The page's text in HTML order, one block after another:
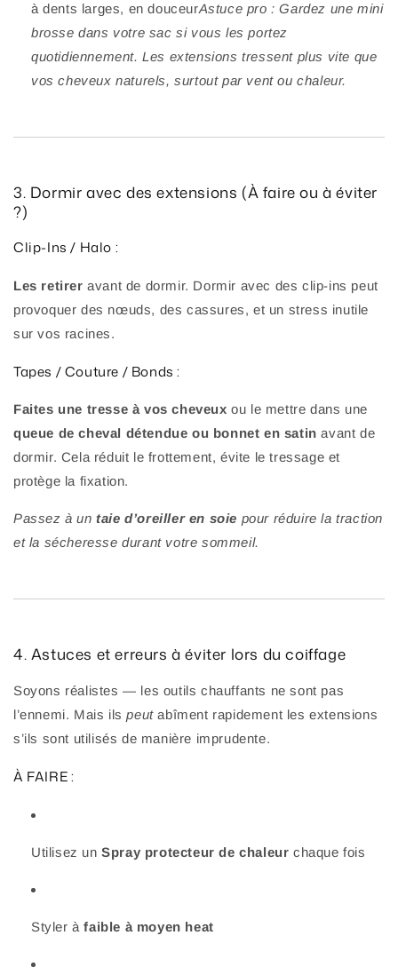
à dents larges, en douceurAstuce pro : Gardez une mini
brosse dans votre sac si vous les portez
quotidiennement. Les extensions tressent plus vite que
vos cheveux naturels, surtout par vent ou chaleur.
3. Dormir avec des extensions (À faire ou à éviter
?)
Clip-Ins / Halo :
Les retirer avant de dormir. Dormir avec des clip-ins peut
provoquer des nœuds, des cassures, et un stress inutile
sur vos racines.
Tapes / Couture / Bonds :
Faites une tresse à vos cheveux ou le mettre dans une
queue de cheval détendue ou bonnet en satin avant de
dormir. Cela réduit le frottement, évite le tressage et
protège la fixation.
Passez à untaie d’oreiller en soie pour réduire la traction
et la sécheresse durant votre sommeil.
4. Astuces et erreurs à éviter lors du coiffage
Soyons réalistes — les outils chauffants ne sont pas
l’ennemi. Mais ilspeutabîment rapidement les extensions
s’ils sont utilisés de manière imprudente.
À FAIRE :
Utilisez unSpray protecteur de chaleur chaque fois
Styler àfaible à moyen heat